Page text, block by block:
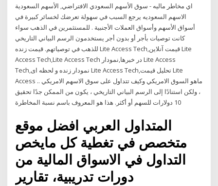
اي مخاطر ماليه - سوق الأسهم السعودي الافتراضي, الأسهم السعودية
الاسهم السعوديه يرجع السبب في سهولة تعرضك لخسائر كبيرة في
أسواق الأسهم وأسواق العملات الأجنبية . للمستثمرين في الذهب سواء
كانت توصيات بأجر أو بدون أجر يستخدمون الرسم البياني التاريخي
للذهب في توصياتهم. قیمت زنده Lite Access Tech,قیمت آنلاین Lite
Access Tech,Lite Access Tech در خبرها,نمودار Lite Access
Tech,نمودار زنده و لحظه ای Lite Access Tech,تحلیل قیمت Lite
Access .. ماهو السوق الامريكي وكيف تتداول على سوق الاسهم الامريكي
، ولكن استنادًا إلى الرسم البياني التاريخي ، يكون من الممكن جدًا تحقيق
10 دولارات للسهم أو أكثر. هذا هو المعروف باسم نسبة المخاطرة
المتداول العربي افضل موقع
متخصص في تغطية كل مايخص
التداول في الاسواق المالية من
دورات تدريبية، تقارير